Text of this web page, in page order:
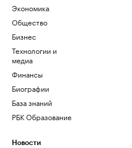
Экономика
Общество
Бизнес
Технологии и
медиа
Финансы
Биографии
База знаний
РБК Образование
Новости